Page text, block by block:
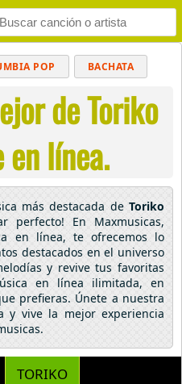
POP BACHATA
REGGAETON
ELECTRÓNICA
de Toriko
en línea.
más destacada de Toriko
perfecto! En Maxmusicas,
en línea, te ofrecemos lo
destacados en el universo
y revive tus favoritas
en línea ilimitada, en
prefieras. Únete a nuestra
y vive la mejor experiencia
TORIKO